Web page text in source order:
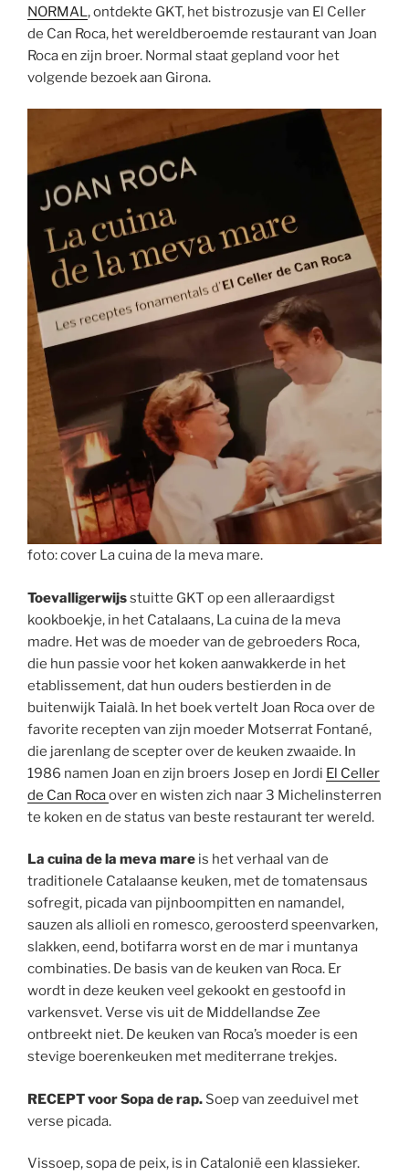
NORMAL, ontdekte GKT, het bistrozusje van El Celler
de Can Roca, het wereldberoemde restaurant van Joan
Roca en zijn broer. Normal staat gepland voor het
volgende bezoek aan Girona.
foto: cover La cuina de la meva mare.
Toevalligerwijsstuitte GKT op een alleraardigst
kookboekje, in het Catalaans, La cuina de la meva
madre. Het was de moeder van de gebroeders Roca,
die hun passie voor het koken aanwakkerde in het
etablissement, dat hun ouders bestierden in de
buitenwijk Taialà. In het boek vertelt Joan Roca over de
favorite recepten van zijn moeder Motserrat Fontané,
die jarenlang de scepter over de keuken zwaaide. In
1986 namen Joan en zijn broers Josep en Jordi El Celler
de Can Rocaover en wisten zich naar 3 Michelinsterren
te koken en de status van beste restaurant ter wereld.
La cuina de la meva mare is het verhaal van de
traditionele Catalaanse keuken, met de tomatensaus
sofregit, picada van pijnboompitten en namandel,
sauzen als allioli en romesco, geroosterd speenvarken,
slakken, eend, botifarra worst en de mar i muntanya
combinaties. De basis van de keuken van Roca. Er
wordt in deze keuken veel gekookt en gestoofd in
varkensvet. Verse vis uit de Middellandse Zee
ontbreekt niet. De keuken van Roca’s moeder is een
stevige boerenkeuken met mediterrane trekjes.
RECEPTvoor Sopa de rap. Soep van zeeduivel met
verse picada.
Vissoep, sopa de peix, is in Catalonië een klassieker.